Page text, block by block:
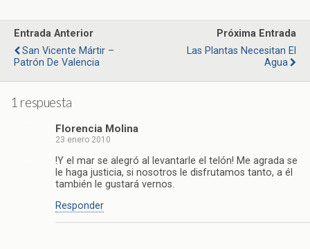
Entrada Anterior
San Vicente Mártir –
Patrón De Valencia
Próxima Entrada
Las Plantas Necesitan El
Agua
1 respuesta
Florencia Molina
23 enero 2010
!Y el mar se alegró al levantarle el telón! Me agrada se
le haga justicia, si nosotros le disfrutamos tanto, a él
también le gustará vernos.
Responder